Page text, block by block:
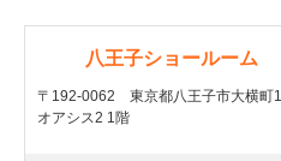
八王子ショールーム
〒192-0062 東京都八王子市大横町
オアシス2 1階